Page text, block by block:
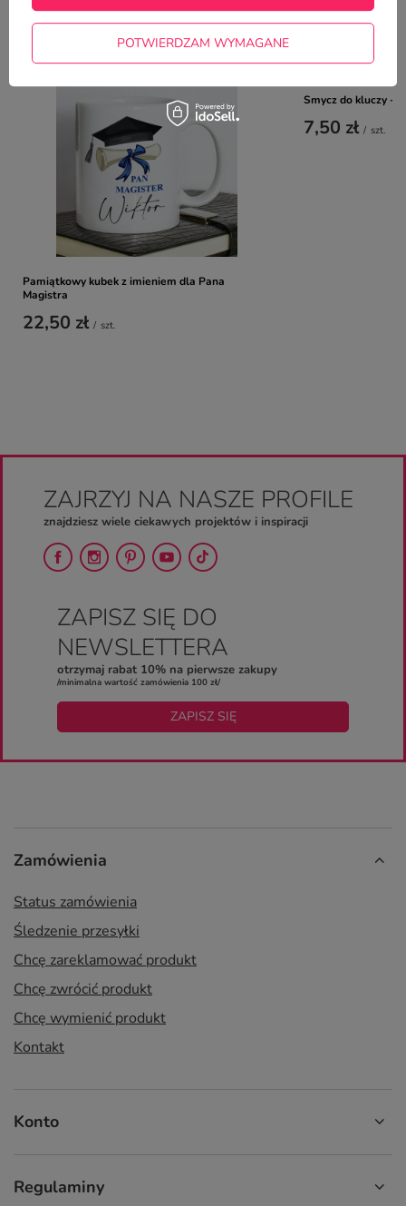
NAJCZĘŚCIEJ KUPOWANE Z
TYM TOWAREM
Pamiątkowy kubek z imieniem dla Pana
Magistra
22,50 zł / szt.
Smycz do kluczy -
7,50 zł / szt.
ZAJRZYJ NA NASZE PROFILE
znajdziesz wiele ciekawych projektów i inspiracji
ZAPISZ SIĘ DO
NEWSLETTERA
otrzymaj rabat 10% na pierwsze zakupy
/minimalna wartość zamówienia 100 zł/
ZAPISZ SIĘ
Zamówienia
Status zamówienia
Śledzenie przesyłki
Chcę zareklamować produkt
Chcę zwrócić produkt
Chcę wymienić produkt
Kontakt
Konto
Regulaminy
POTWIERDZAM WYMAGANE